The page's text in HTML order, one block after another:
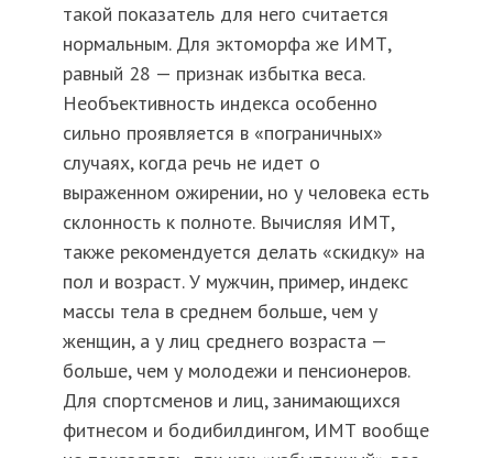
такой показатель для него считается
нормальным. Для эктоморфа же ИМТ,
равный 28 — признак избытка веса.
Необъективность индекса особенно
сильно проявляется в «пограничных»
случаях, когда речь не идет о
выраженном ожирении, но у человека есть
склонность к полноте. Вычисляя ИМТ,
также рекомендуется делать «скидку» на
пол и возраст. У мужчин, пример, индекс
массы тела в среднем больше, чем у
женщин, а у лиц среднего возраста —
больше, чем у молодежи и пенсионеров.
Для спортсменов и лиц, занимающихся
фитнесом и бодибилдингом, ИМТ вообще